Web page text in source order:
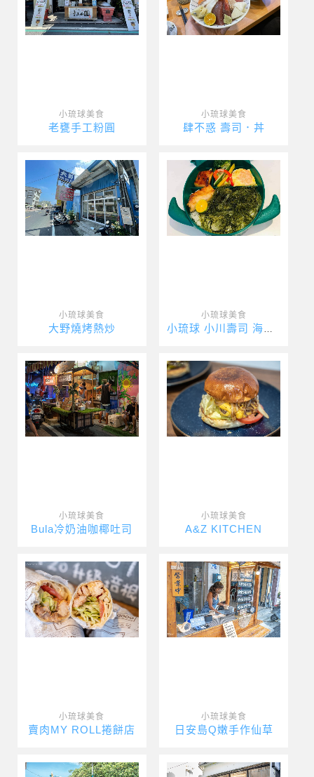
小琉球美食
老甕手工粉圓
小琉球美食
肆不惑 壽司．丼
小琉球美食
大野燒烤熱炒
小琉球美食
小琉球美食
Bula冷奶油咖椰吐司
小琉球美食
A&Z KITCHEN
小琉球美食
賣肉MY ROLL捲餅店
小琉球美食
日安島Q嫩手作仙草